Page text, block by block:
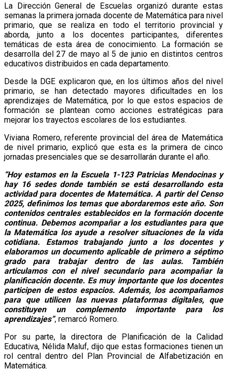
La Dirección General de Escuelas organizó durante estas
semanas la primera jornada docente de Matemática para nivel
primario, que se realiza en todo el territorio provincial y
aborda, junto a los docentes participantes, diferentes
temáticas de esta área de conocimiento. La formación se
desarrolla del 27 de mayo al 5 de junio en distintos centros
educativos distribuidos en cada departamento.
Desde la DGE explicaron que, en los últimos años del nivel
primario, se han detectado mayores dificultades en los
aprendizajes de Matemática, por lo que estos espacios de
formación se plantean como acciones estratégicas para
mejorar los trayectos escolares de los estudiantes.
Viviana Romero, referente provincial del área de Matemática
de nivel primario, explicó que esta es la primera de cinco
jornadas presenciales que se desarrollarán durante el año.
“Hoy estamos en la Escuela 1-123 Patricias Mendocinas y
hay 16 sedes donde también se está desarrollando esta
actividad para docentes de Matemática. A partir del Censo
2025, definimos los temas que abordaremos este año. Son
contenidos centrales establecidos en la formación docente
continua. Debemos acompañar a los estudiantes para que
la Matemática los ayude a resolver situaciones de la vida
cotidiana. Estamos trabajando junto a los docentes y
elaboramos un documento aplicable de primero a séptimo
grado para trabajar dentro de las aulas. También
articulamos con el nivel secundario para acompañar la
planificación docente. Es muy importante que los docentes
participen de estos espacios. Además, los acompañamos
para que utilicen las nuevas plataformas digitales, que
constituyen un complemento importante para los
aprendizajes”, remarcó Romero.
Por su parte, la directora de Planificación de la Calidad
Educativa, Nélida Maluf, dijo que estas formaciones tienen un
rol central dentro del Plan Provincial de Alfabetización en
Matemática.